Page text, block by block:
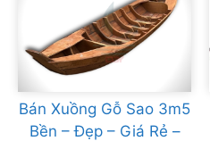
Bán Xuồng Gỗ Sao 3m5
Bền – Đẹp – Giá Rẻ –